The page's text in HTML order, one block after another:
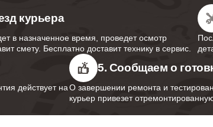
Bork
клапана
Bork
курьера
в назначенное время, проведет осмотр
смету. Бесплатно доставит технику в сервис.
действует на
5. Сообщаем о
О завершении ремонта и
курьер привезет